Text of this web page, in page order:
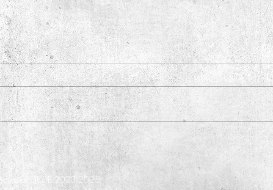
Rogério Arantes concede entrevista à
Revista Agenda Pública
- JUDE 2023-2025